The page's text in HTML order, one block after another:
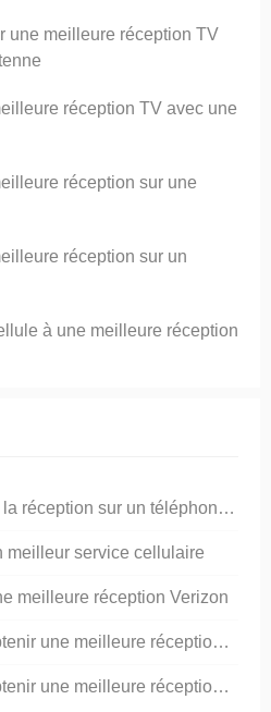
une meilleure réception TV
réception TV avec une
réception sur une
réception sur un
à une meilleure réception
Comment améliorer la réception sur un téléphone nTelos
meilleur service cellulaire
meilleure réception Verizon
Comment puis-je obtenir une meilleure réception sur mon T - Mobile Cell Phone
Comment puis-je obtenir une meilleure réception sur mon téléphone portable dans ma maison